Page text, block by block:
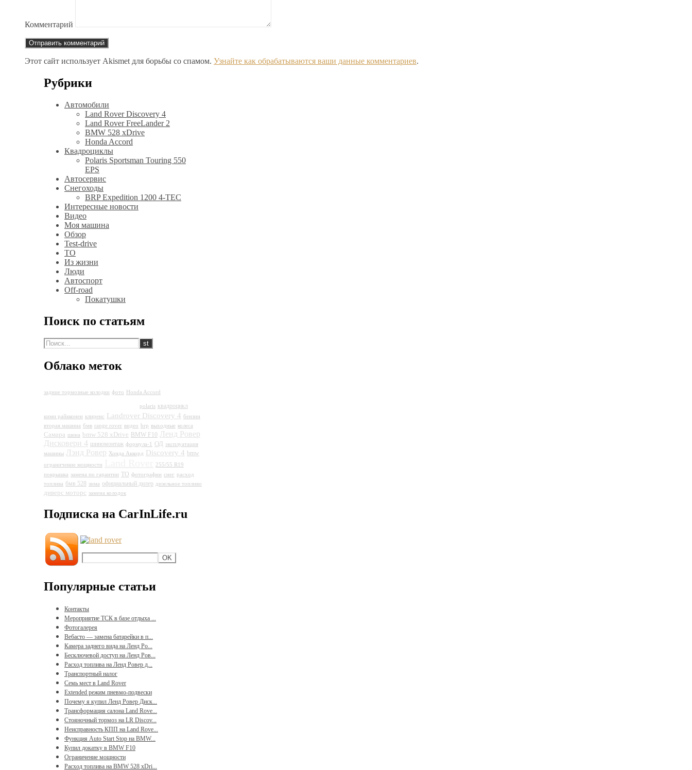
Комментарий
Этот сайт использует Akismet для борьбы со спамом. Узнайте как обрабатываются ваши данные комментариев.
Рубрики
Автомобили
Land Rover Discovery 4
Land Rover FreeLander 2
BMW 528 xDrive
Honda Accord
Квадроциклы
Polaris Sportsman Touring 550
EPS
Автосервис
Снегоходы
BRP Expedition 1200 4-TEC
Интересные новости
Видео
Моя машина
Обзор
Test-drive
ТО
Из жизни
Люди
Автоспорт
Off-road
Покатушки
Поиск по статьям
Облако меток
задние тормозные колодки фото Honda Accord
polaris квадроцикл
кими райкконен клиренс Landrover Discovery 4 бензин
вторая машина бмв range rover видео brp выходные колеса
Самара шина bmw 528 xDrive BMW F10 Ленд Ровер
Дисковери 4 шиномонтаж формула-1 ОД эксплуатация
машины Лэнд Ровер Хонда Аккорд Discovery 4 bmw
ограничение мощности
255/55 R19
покрышка замена по гарантии ТО фотографии снег расход
топлива бмв 528 зима официальный дилер дизельное топливо
диверс моторс замена колодок
Подписка на CarInLife.ru
Популярные статьи
Контакты
Мероприятие ТСК в базе отдыха ...
Фотогалерея
Вебасто — замена батарейки в п...
Камера заднего вида на Ленд Ро...
Бесключевой доступ на Ленд Ров...
Расход топлива на Ленд Ровер д...
Транспортный налог
Семь мест в Land Rover
Extended режим пневмо-подвески
Почему я купил Ленд Ровер Диск...
Трансформация салона Land Rove...
Стояночный тормоз на LR Discov...
Неисправность КПП на Land Rove...
Функция Auto Start Stop на BMW...
Купил докатку в BMW F10
Ограничение мощности
Расход топлива на BMW 528 xDri...